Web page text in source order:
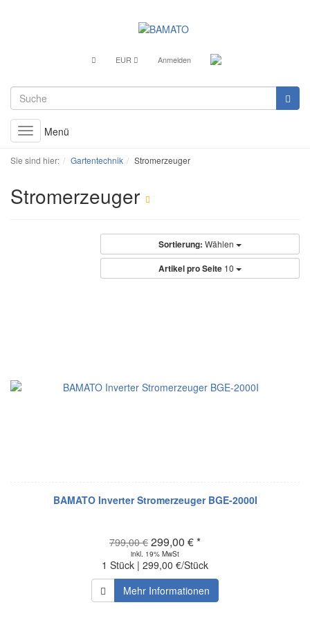
EUR Anmelden
Toggle
navigation
Menü
Sie sind hier: Gartentechnik Stromerzeuger
Stromerzeuger
Sortierung: Wählen
Artikel pro Seite 10
BAMATO Inverter Stromerzeuger BGE-2000I
799,00 € 299,00 € *
inkl. 19% MwSt
1 Stück | 299,00 €/Stück
Mehr Informationen